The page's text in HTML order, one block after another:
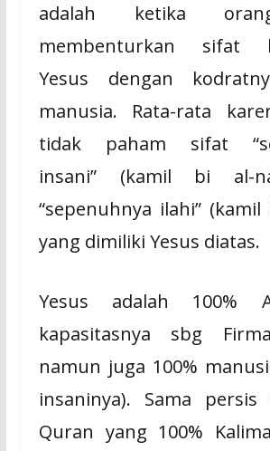
adalah ketika
membenturkan sifat
Yesus dengan
manusia. Rata-rata
tidak paham sifat
insani” (kamil bi al-
“sepenuhnya ilahi”
yang dimiliki Yesus diatas.
Yesus adalah 100%
kapasitasnya sbg
namun juga 100%
insaninya). Sama
Quran yang 100%